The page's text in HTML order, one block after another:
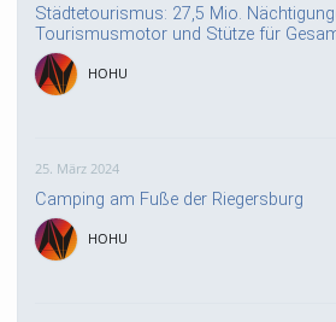
Städtetourismus: 27,5 Mio.
Tourismusmotor und Stütze für
HOHU
25. März 2024
Camping am Fuße der Riegersburg
HOHU